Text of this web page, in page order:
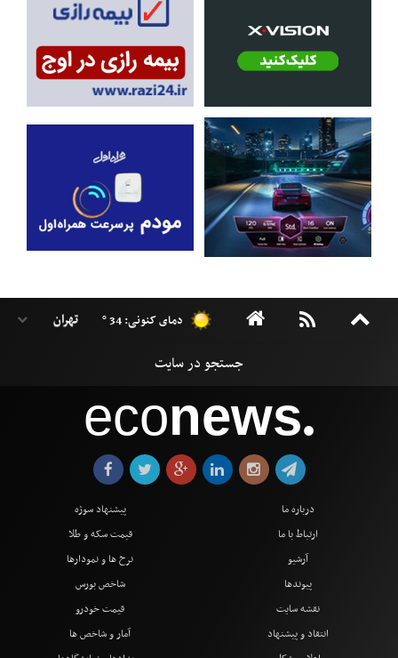
دمای کنونی: 34 °
econews●
درباره ما
ارتباط با ما
آرشیو
پیوندها
نقشه سایت
انتقاد و پیشنهاد
پیشنهاد سوژه
قیمت سکه و طلا
نرخ ها و نمودارها
شاخص بورس
قیمت خودرو
آمار و شاخص ها